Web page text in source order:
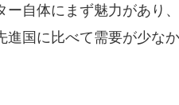
自体にまず魅力があり
国に比べて需要が少な